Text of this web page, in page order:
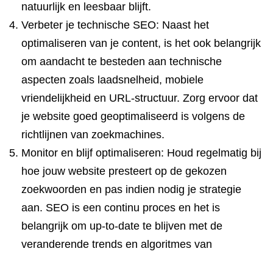
natuurlijk en leesbaar blijft.
Verbeter je technische SEO: Naast het
optimaliseren van je content, is het ook belangrijk
om aandacht te besteden aan technische
aspecten zoals laadsnelheid, mobiele
vriendelijkheid en URL-structuur. Zorg ervoor dat
je website goed geoptimaliseerd is volgens de
richtlijnen van zoekmachines.
Monitor en blijf optimaliseren: Houd regelmatig bij
hoe jouw website presteert op de gekozen
zoekwoorden en pas indien nodig je strategie
aan. SEO is een continu proces en het is
belangrijk om up-to-date te blijven met de
veranderende trends en algoritmes van